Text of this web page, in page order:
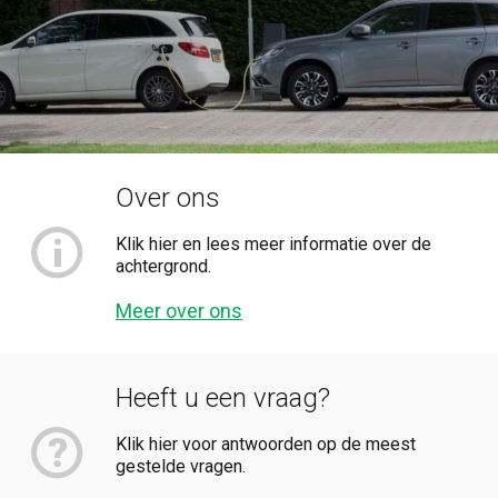
Over ons
Klik hier en lees meer informatie over de
achtergrond.
Meer over ons
Heeft u een vraag?
Klik hier voor antwoorden op de meest
gestelde vragen.